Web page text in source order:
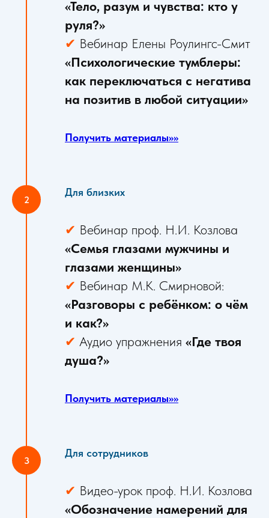
«Тело, разум и чувства: кто у
руля?»
✔ Вебинар Елены Роулингс-Смит
«Психологические тумблеры:
как переключаться с негатива
на позитив в любой ситуации»
Получить материалы>>>>
Для близких
✔ Вебинар проф. Н.И. Козлова
«Семья глазами мужчины и
глазами женщины»
✔ Вебинар М.К. Смирновой:
«Разговоры с ребёнком: о чём
и как?»
✔ Аудио упражнения «Где твоя
душа?»
Получить материалы>>>>
Для сотрудников
✔ Видео-урок проф. Н.И. Козлова
«Обозначение намерений для